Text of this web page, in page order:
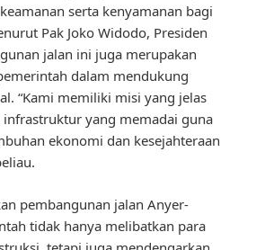
serta kenyamanan bagi
Pak Joko Widodo, Presiden
jalan ini juga merupakan
dalam mendukung
“Kami memiliki misi yang jelas
yang memadai guna
ekonomi dan kesejahteraan
pembangunan jalan Anyer-
tidak hanya melibatkan para